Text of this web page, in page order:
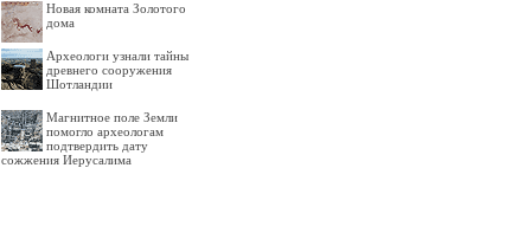
Новая комната Золотого
дома
Археологи узнали тайны
древнего сооружения
Шотландии
Магнитное поле Земли
помогло археологам
подтвердить дату
сожжения Иерусалима